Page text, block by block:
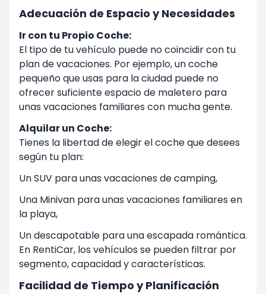
Adecuación de Espacio y Necesidades
Ir con tu Propio Coche:
El tipo de tu vehículo puede no coincidir con tu
plan de vacaciones. Por ejemplo, un coche
pequeño que usas para la ciudad puede no
ofrecer suficiente espacio de maletero para
unas vacaciones familiares con mucha gente.
Alquilar un Coche:
Tienes la libertad de elegir el coche que desees
según tu plan:
Un SUV para unas vacaciones de camping,
Una Minivan para unas vacaciones familiares en
la playa,
Un descapotable para una escapada romántica.
En RentiCar, los vehículos se pueden filtrar por
segmento, capacidad y características.
Facilidad de Tiempo y Planificación